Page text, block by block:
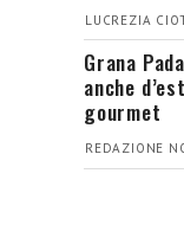
LUCREZIA
Grana
anche
gourmet
REDAZIONE